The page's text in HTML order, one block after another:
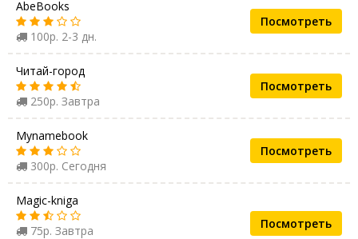
AbeBooks
100р. 2-3 дн.
Посмотреть
Читай-город
250р. Завтра
Посмотреть
Mynamebook
300р. Сегодня
Посмотреть
Magic-kniga
75р. Завтра
Посмотреть